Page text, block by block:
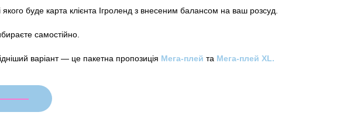
якого буде карта клієнта Ігроленд з внесеним балансом на ваш розсуд.
самостійно.
варіант — це пакетна пропозиція Мега-плей та Мега-плей XL.